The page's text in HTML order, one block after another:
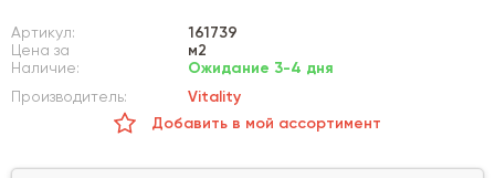
Артикул:
161739
Цена за
м2
Наличие:
Ожидание 3-4 дня
Производитель:
Vitality
Добавить в мой ассортимент